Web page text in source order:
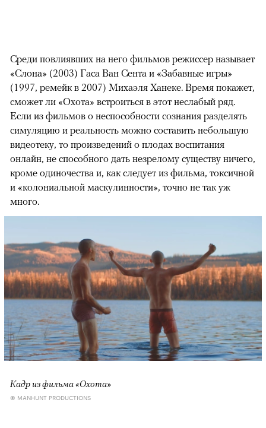
Среди повлиявших на него фильмов режиссер называет
«Слона» (2003) Гаса Ван Сента и «Забавные игры»
(1997, ремейк в 2007) Михаэля Ханеке. Время покажет,
сможет ли «Охота» встроиться в этот неслабый ряд.
Если из фильмов о неспособности сознания разделять
симуляцию и реальность можно составить небольшую
видеотеку, то произведений о плодах воспитания
онлайн, не способного дать незрелому существу ничего,
кроме одиночества и, как следует из фильма, токсичной
и «колониальной маскулинности», точно не так уж
много.
Кадр из фильма «Охота»
© MANHUNT PRODUCTIONS